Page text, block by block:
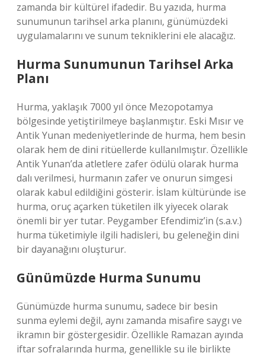
zamanda bir kültürel ifadedir. Bu yazıda, hurma
sunumunun tarihsel arka planını, günümüzdeki
uygulamalarını ve sunum tekniklerini ele alacağız.
Hurma Sunumunun Tarihsel Arka
Planı
Hurma, yaklaşık 7000 yıl önce Mezopotamya
bölgesinde yetiştirilmeye başlanmıştır. Eski Mısır ve
Antik Yunan medeniyetlerinde de hurma, hem besin
olarak hem de dini ritüellerde kullanılmıştır. Özellikle
Antik Yunan’da atletlere zafer ödülü olarak hurma
dalı verilmesi, hurmanın zafer ve onurun simgesi
olarak kabul edildiğini gösterir. İslam kültüründe ise
hurma, oruç açarken tüketilen ilk yiyecek olarak
önemli bir yer tutar. Peygamber Efendimiz’in (s.a.v.)
hurma tüketimiyle ilgili hadisleri, bu geleneğin dini
bir dayanağını oluşturur.
Günümüzde Hurma Sunumu
Günümüzde hurma sunumu, sadece bir besin
sunma eylemi değil, aynı zamanda misafire saygı ve
ikramın bir göstergesidir. Özellikle Ramazan ayında
iftar sofralarında hurma, genellikle su ile birlikte